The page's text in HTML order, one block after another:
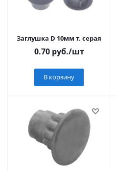
Заглушка D 10мм т. серая
0.70руб./шт
В корзину